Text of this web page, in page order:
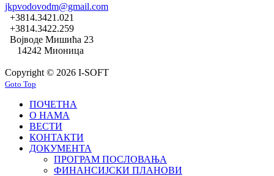
jkpvodovodm@gmail.com
+3814.3421.021
+3814.3422.259
Војводе Мишића 23
14242 Мионица
Copyright © 2026 I-SOFT
Goto Top
ПОЧЕТНА
О НАМА
ВЕСТИ
КОНТАКТИ
ДОКУМЕНТА
ПРОГРАМ ПОСЛОВАЊА
ФИНАНСИЈСКИ ПЛАНОВИ